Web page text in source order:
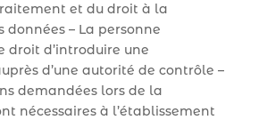
et du droit à la
– La personne
droit d’introduire une
d’une autorité de contrôle –
demandées lors de la
nécessaires à l’établissement